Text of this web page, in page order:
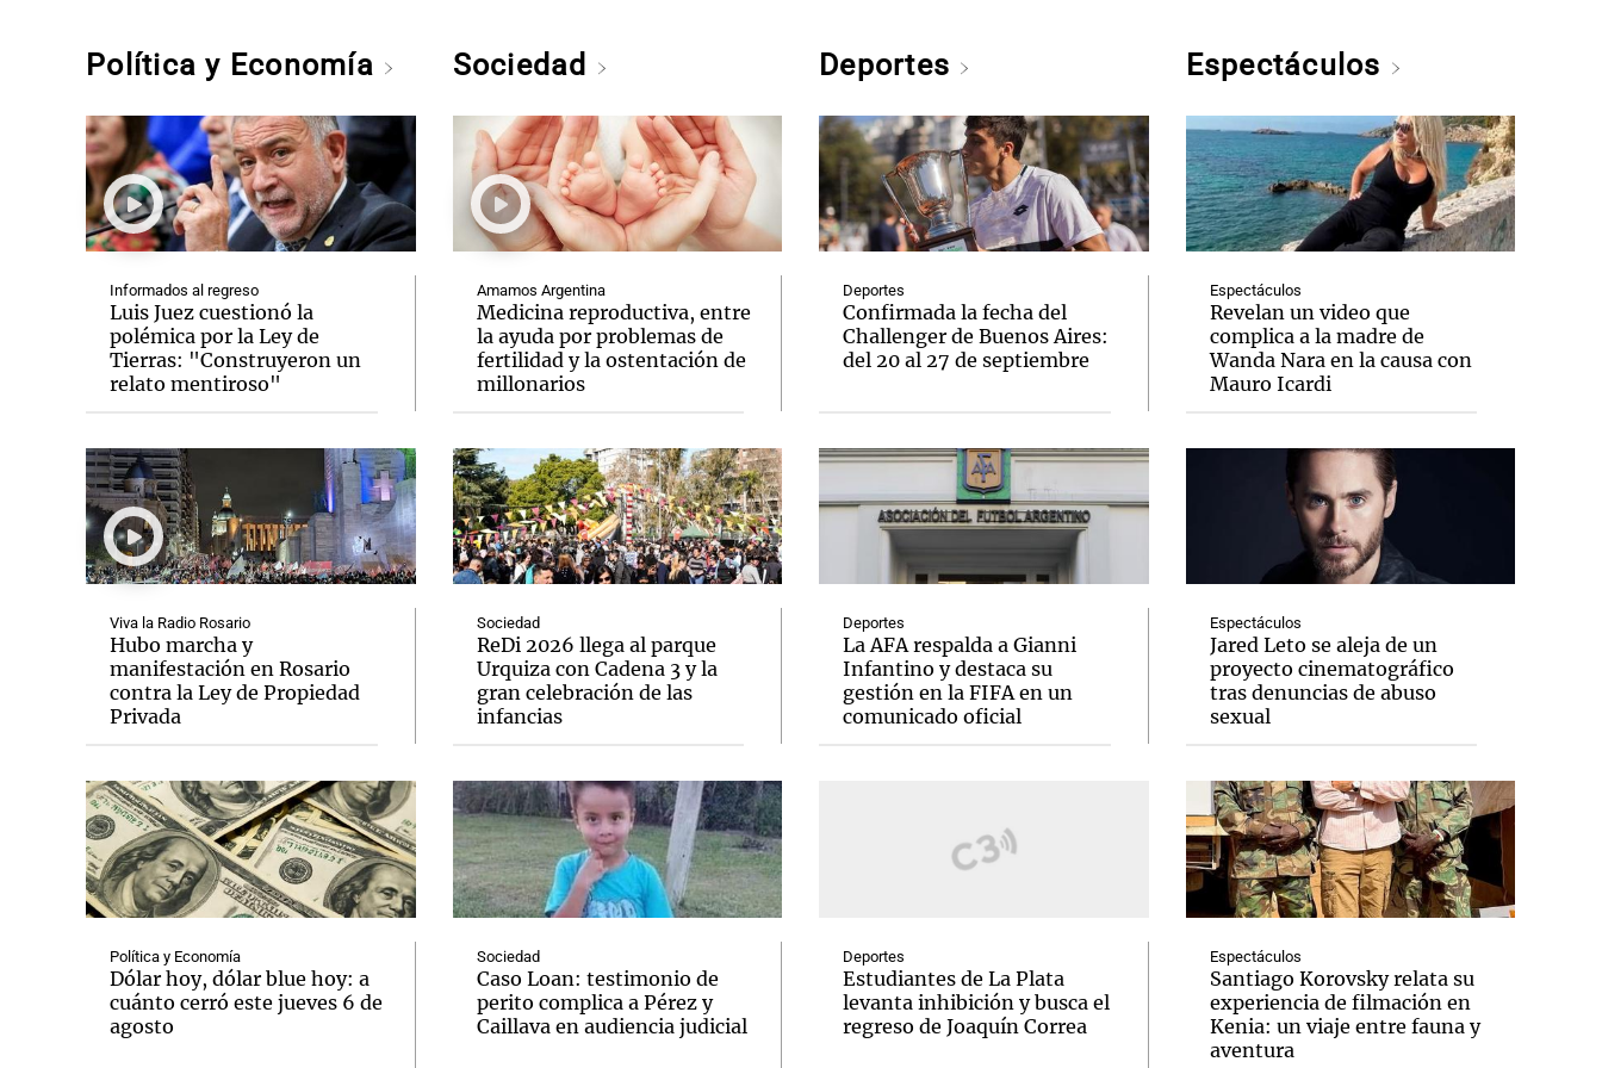
Política y Economía
Informados al regreso
Luis Juez cuestionó la
polémica por la Ley de
Tierras: "Construyeron un
relato mentiroso"
Viva la Radio Rosario
Hubo marcha y
manifestación en Rosario
contra la Ley de Propiedad
Privada
Política y Economía
Dólar hoy, dólar blue hoy: a
cuánto cerró este jueves 6 de
agosto
Sociedad
Amamos Argentina
Medicina reproductiva, entre
la ayuda por problemas de
fertilidad y la ostentación de
millonarios
Sociedad
ReDi 2026 llega al parque
Urquiza con Cadena 3 y la
gran celebración de las
infancias
Sociedad
Caso Loan: testimonio de
perito complica a Pérez y
Caillava en audiencia judicial
Deportes
Deportes
Confirmada la fecha del
Challenger de Buenos Aires:
del 20 al 27 de septiembre
Deportes
La AFA respalda a Gianni
Infantino y destaca su
gestión en la FIFA en un
comunicado oficial
Deportes
Estudiantes de La Plata
levanta inhibición y busca el
regreso de Joaquín Correa
Espectáculos
Espectáculos
Revelan un video que
complica a la madre de
Wanda Nara en la causa con
Mauro Icardi
Espectáculos
Jared Leto se aleja de un
proyecto cinematográfico
tras denuncias de abuso
sexual
Espectáculos
Santiago Korovsky relata su
experiencia de filmación en
Kenia: un viaje entre fauna y
aventura
Notas Notas
El huracán de Arequito
Notas
Cadena 3 en Groenlandia
Notas